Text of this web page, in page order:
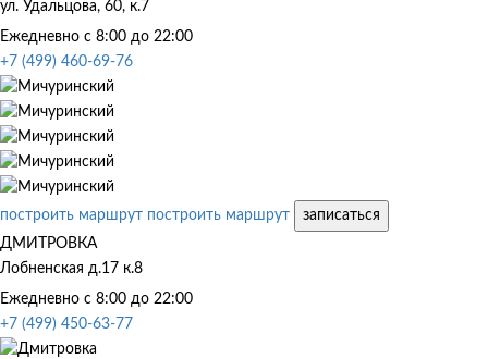
ул. Удальцова, 60, к.7
Ежедневно с 8:00 до 22:00
+7 (499) 460-69-76
построить маршрут построить маршрут
записаться
ДМИТРОВКА
Лобненская д.17 к.8
Ежедневно с 8:00 до 22:00
+7 (499) 450-63-77